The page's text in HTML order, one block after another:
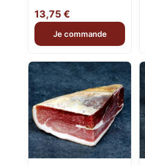
13,75 €
Je commande